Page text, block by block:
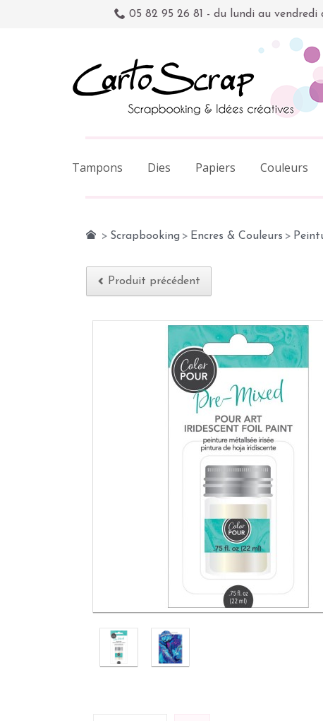
05 82 95 26 81 - du lundi au
Tampons Dies Papiers Couleurs
> Scrapbooking > Encres & Couleurs >
Produit précédent